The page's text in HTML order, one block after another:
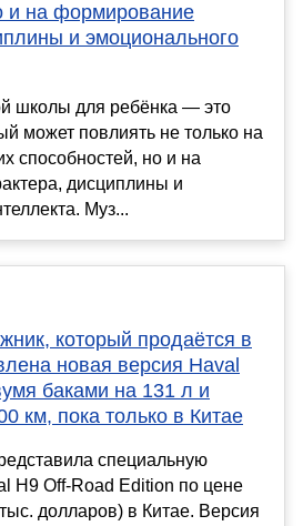
и на формирование
и эмоционального
школы для ребёнка — это
может повлиять не только на
способностей, но и на
дисциплины и
Муз...
который продаётся в
новая версия Haval
баками на 131 л и
км, пока только в Китае
специальную
H9 Off-Road Edition по цене
долларов) в Китае. Версия